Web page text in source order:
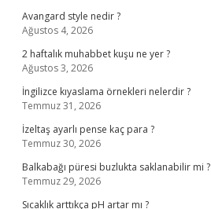
Avangard style nedir ?
Ağustos 4, 2026
2 haftalık muhabbet kuşu ne yer ?
Ağustos 3, 2026
İngilizce kıyaslama örnekleri nelerdir ?
Temmuz 31, 2026
İzeltaş ayarlı pense kaç para ?
Temmuz 30, 2026
Balkabağı püresi buzlukta saklanabilir mi ?
Temmuz 29, 2026
Sıcaklık arttıkça pH artar mı ?